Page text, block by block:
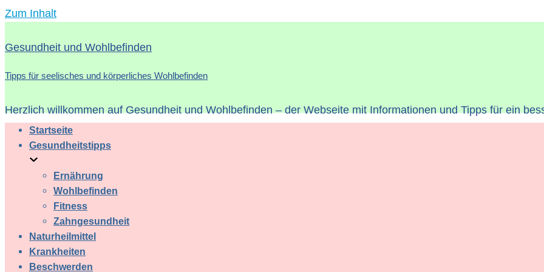
Zum Inhalt
Gesundheit und Wohlbefinden
Tipps für seelisches und körperliches Wohlbefinden
Herzlich willkommen auf Gesundheit und Wohlbefinden – der Webseite mit Informationen und Tipps für ein
Startseite
Gesundheitstipps
Ernährung
Wohlbefinden
Fitness
Zahngesundheit
Naturheilmittel
Krankheiten
Beschwerden